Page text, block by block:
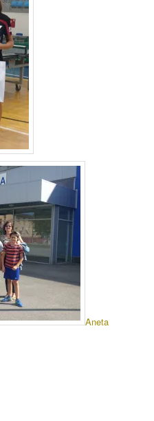
Aneta